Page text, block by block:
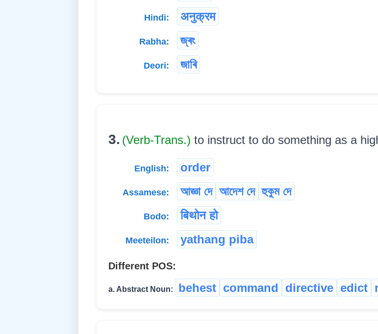
Hindi: अनुक्रम
Rabha: জ্ৰং
Deori: জাৰি
3. (Verb-Trans.) to instruct to do something as a
English: order
Assamese: আজ্ঞা দে আদেশ দে হুকুম দে
Bodo: बिथोन हो
Meeteilon: yathang piba
Different POS:
a. Abstract Noun: behest command directive edict